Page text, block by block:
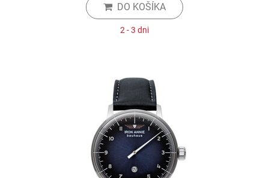
DO KOŠÍKA
2 - 3 dni